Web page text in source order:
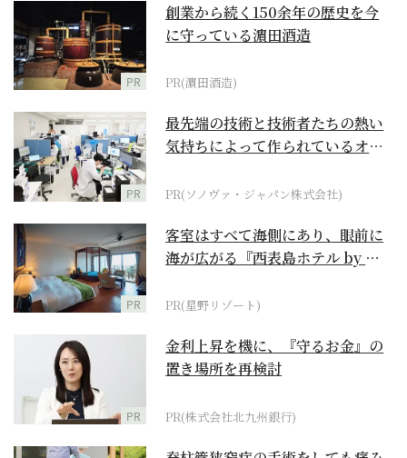
PR
創業から続く150余年の歴史を今
に守っている濵田酒造
PR(濵田酒造)
PR
最先端の技術と技術者たちの熱い
気持ちによって作られているオー
PR(ソノヴァ・ジャパン株式会社)
PR
客室はすべて海側にあり、眼前に
海が広がる『西表島ホテル by 星
PR(星野リゾート)
PR
金利上昇を機に、『守るお金』の
置き場所を再検討
PR(株式会社北九州銀行)